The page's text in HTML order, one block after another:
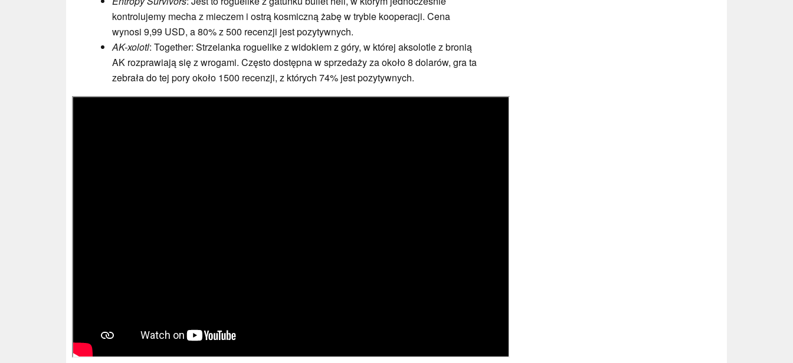
kontrolujemy mecha z mieczem i ostrą kosmiczną żabę w trybie kooperacji. Cena
wynosi 9,99 USD, a 80% z 500 recenzji jest pozytywnych.
AK-xolotl: Together: Strzelanka roguelike z widokiem z góry, w której aksolotle z bronią
AK rozprawiają się z wrogami. Często dostępna w sprzedaży za około 8 dolarów, gra ta
zebrała do tej pory około 1500 recenzji, z których 74% jest pozytywnych.